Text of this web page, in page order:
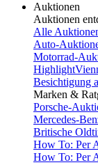
Auktionen
Auktionen
Alle
Auto-
Motorrad-
Highlight
Besichtigung
Marken &
Porsche-
Mercedes-
Britische
How To: Per
How To: Per